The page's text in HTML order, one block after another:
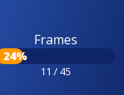
Frames
24%
11 / 45